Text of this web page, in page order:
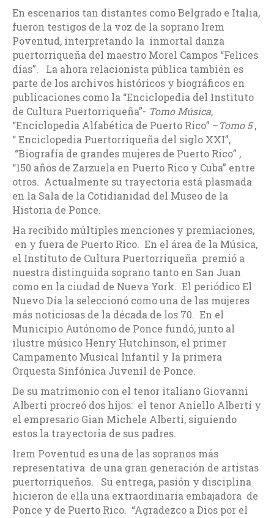
En escenarios tan distantes como Belgrado e Italia,
fueron testigos de la voz de la soprano Irem
Poventud, interpretando la inmortal danza
puertorriqueña del maestro Morel Campos “Felices
días”. La ahora relacionista pública también es
parte de los archivos históricos y biográficos en
publicaciones como la “Enciclopedia del Instituto
de Cultura Puertorriqueña”- Tomo Música,
“Enciclopedia Alfabética de Puerto Rico” –Tomo 5,
“ Enciclopedia Puertorriqueña del siglo XXI”,
“Biografía de grandes mujeres de Puerto Rico” ,
“150 años de Zarzuela en Puerto Rico y Cuba” entre
otros. Actualmente su trayectoria está plasmada
en la Sala de la Cotidianidad del Museo de la
Historia de Ponce.
Ha recibido múltiples menciones y premiaciones,
en y fuera de Puerto Rico. En el área de la Música,
el Instituto de Cultura Puertorriqueña premió a
nuestra distinguida soprano tanto en San Juan
como en la ciudad de Nueva York. El periódico El
Nuevo Día la seleccionó como una de las mujeres
más noticiosas de la década de los 70. En el
Municipio Autónomo de Ponce fundó, junto al
ilustre músico Henry Hutchinson, el primer
Campamento Musical Infantil y la primera
Orquesta Sinfónica Juvenil de Ponce.
De su matrimonio con el tenor italiano Giovanni
Alberti procreó dos hijos: el tenor Aniello Alberti y
el empresario Gian Michele Alberti, siguiendo
estos la trayectoria de sus padres.
Irem Poventud es una de las sopranos más
representativa de una gran generación de artistas
puertorriqueños. Su entrega, pasión y disciplina
hicieron de ella una extraordinaria embajadora de
Ponce y de Puerto Rico. “Agradezco a Dios por el